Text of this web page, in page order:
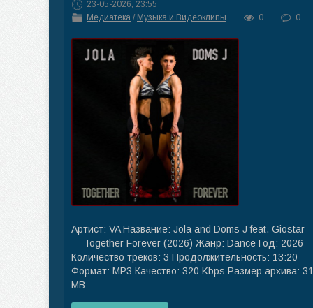
23-05-2026, 23:55
Медиатека / Музыка и Видеоклипы 0 0
Артист: VA Название: Jola and Doms J feat. Giostar
— Together Forever (2026) Жанр: Dance Год: 2026
Количество треков: 3 Продолжительность: 13:20
Формат: MP3 Качество: 320 Kbps Размер архива: 31
MB